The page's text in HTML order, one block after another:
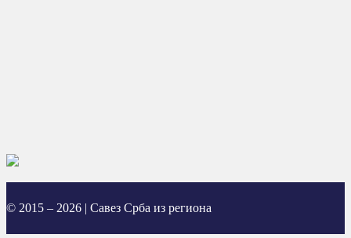
© 2015 – 2026 | Савез Срба из региона